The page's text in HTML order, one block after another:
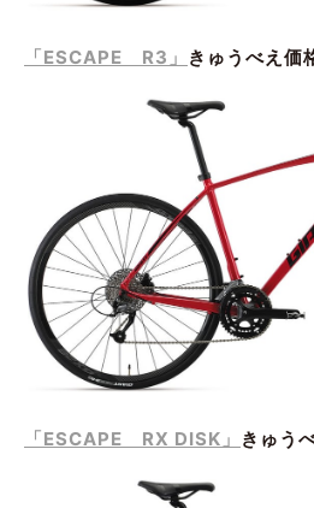
「ESCAPE R3」 きゅうべえ
「ESCAPE RX DISK」 きゅう